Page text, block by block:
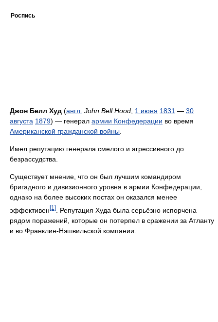
Роспись
Джон Белл Худ (англ. John Bell Hood; 1 июня 1831 — 30
августа 1879) — генерал армии Конфедерации во время
Американской гражданской войны
Имел репутацию генерала смелого и агрессивного до
безрассудства.
Существует мнение, что он был лучшим командиром
бригадного и дивизионного уровня в армии Конфедерации,
однако на более высоких постах он оказался менее
эффективен[1]
. Репутация Худа была серьёзно испорчена
рядом поражений, которые он потерпел в сражении за Атланту
и во Франклин-Нэшвильской компании.